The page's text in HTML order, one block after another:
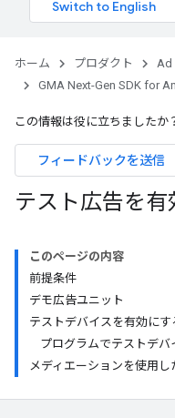
ホーム プロダクト Ad
GMA Next-Gen SDK for
この情報は役に立ちましたか
フィードバックを送信
テスト広告を有
このページの内容
前提条件
デモ広告ユニット
テストデバイスを有効にす
プログラムでテストデバ
メディエーションを使用し